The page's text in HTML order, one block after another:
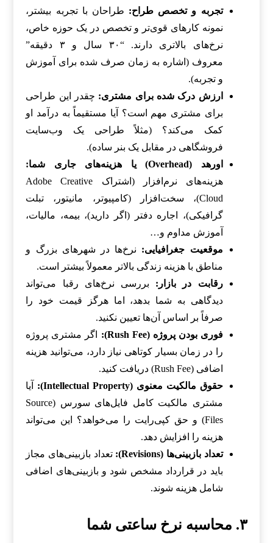
تجربه و تخصص طراح: طراحان با تجربه بیشتر،
نمونه کارهای قوی‌تر و تخصص در یک حوزه خاص،
نرخ‌های بالاتری دارند. “۳۰ سال و ۳ دقیقه”
معروف (اشاره به زمان صرف شده برای آموزش
و تجربه).
ارزش درک شده برای مشتری: چقدر این طراحی
برای مشتری مهم است؟ آیا مستقیماً به درآمد او
کمک می‌کند؟ (مثلاً طراحی یک وب‌سایت
فروشگاهی در مقابل یک بنر ساده).
اورهد (Overhead) یا هزینه‌های جاری شما:
هزینه‌های نرم‌افزار (اشتراک Adobe Creative
Cloud)، سخت‌افزار (کامپیوتر، مانیتور، تبلت
گرافیکی)، اجاره دفتر (اگر دارید)، بیمه، مالیات،
آموزش مداوم و…
موقعیت جغرافیایی: نرخ‌ها در شهرهای بزرگ و
مناطق با هزینه زندگی بالاتر معمولاً بیشتر است.
رقابت در بازار: بررسی نرخ‌های رقبا می‌تواند
دیدگاهی به شما بدهد، اما هرگز قیمت خود را
صرفاً بر اساس آن‌ها تعیین نکنید.
فوری بودن پروژه (Rush Fee):
اگر مشتری پروژه
را در زمان بسیار کوتاهی نیاز دارد، می‌توانید هزینه
اضافی (Rush Fee) دریافت کنید.
حقوق مالکیت معنوی (Intellectual Property):
آیا
مشتری مالکیت کامل فایل‌های سورس (Source
Files) و حق کپی‌رایت را می‌خواهد؟ این می‌تواند
هزینه را افزایش دهد.
تعداد بازبینی‌ها (Revisions):
تعداد بازبینی‌های مجاز
باید در قرارداد مشخص شود و بازبینی‌های اضافی
شامل هزینه شوند.
۳. محاسبه نرخ ساعتی شما